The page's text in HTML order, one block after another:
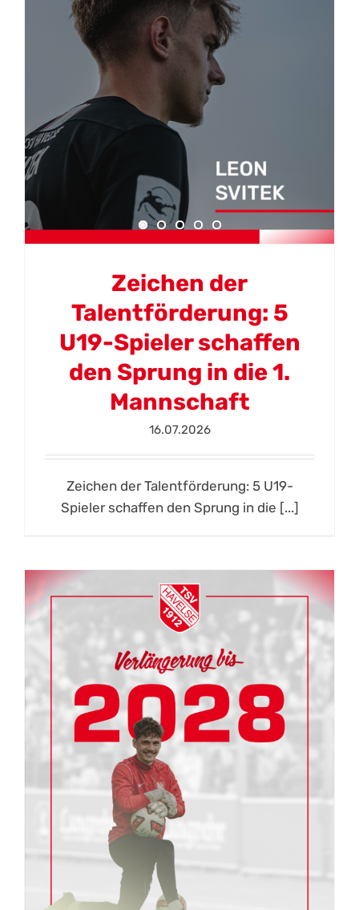
Zeichen der
Talentförderung: 5
U19-Spieler schaffen
den Sprung in die 1.
Mannschaft
16.07.2026
Zeichen der Talentförderung: 5 U19-
Spieler schaffen den Sprung in die [...]